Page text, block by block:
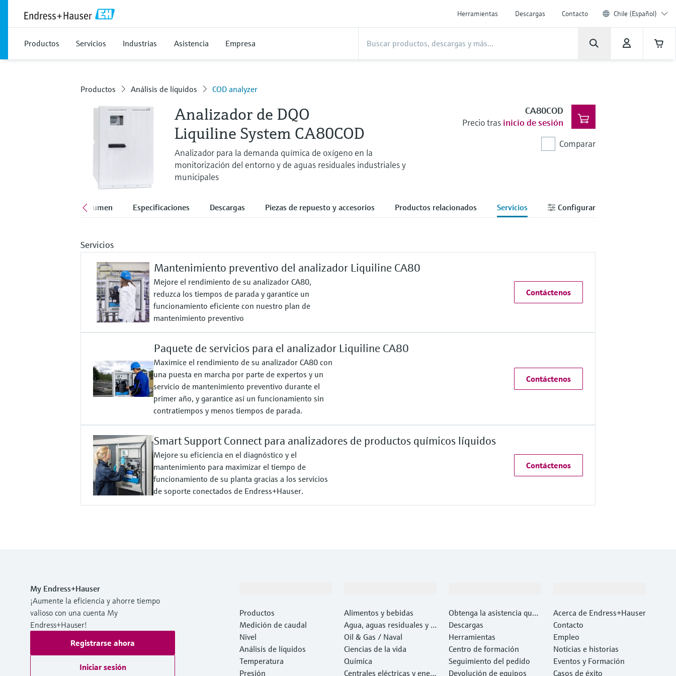
Herramientas Descargas Contacto Chile (Español)
Productos Servicios Industrias Asistencia Empresa
Productos Análisis de líquidos COD analyzer
Analizador de DQO
Liquiline System CA80COD
Analizador para la demanda química de oxígeno en la
monitorización del entorno y de aguas residuales industriales y
municipales
CA80COD
Precio tras inicio de sesión
Comparar
Resumen Especificaciones Descargas Piezas de repuesto y accesorios Productos relacionados Servicios Configurar
Servicios
Mantenimiento preventivo del analizador Liquiline CA80
Mejore el rendimiento de su analizador CA80,
reduzca los tiempos de parada y garantice un
funcionamiento eficiente con nuestro plan de
mantenimiento preventivo
Contáctenos
Paquete de servicios para el analizador Liquiline CA80
Maximice el rendimiento de su analizador CA80 con
una puesta en marcha por parte de expertos y un
servicio de mantenimiento preventivo durante el
primer año, y garantice así un funcionamiento sin
contratiempos y menos tiempos de parada.
Contáctenos
Smart Support Connect para analizadores de productos químicos líquidos
Mejore su eficiencia en el diagnóstico y el
mantenimiento para maximizar el tiempo de
funcionamiento de su planta gracias a los servicios
de soporte conectados de Endress+Hauser.
Contáctenos
My Endress+Hauser
¡Aumente la eficiencia y ahorre tiempo
valioso con una cuenta My
Endress+Hauser!
Registrarse ahora
Iniciar sesión
Productos
Medición de caudal
Nivel
Análisis de líquidos
Temperatura
Presión
Alimentos y bebidas
Agua, aguas residuales y r
esiduos
Oil & Gas / Naval
Ciencias de la vida
Química
Centrales eléctricas y ener
Obtenga la asistencia que
necesita con rapidez
Descargas
Herramientas
Centro de formación
Seguimiento del pedido
Devolución de equipos
Acerca de Endress+Hauser
Contacto
Empleo
Noticias e historias
Eventos y Formación
Casos de éxito